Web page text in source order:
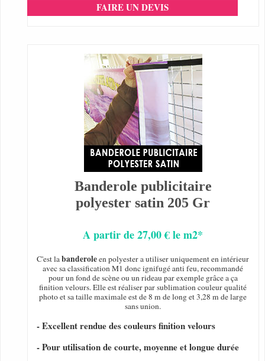
FAIRE UN DEVIS
Banderole publicitaire
polyester satin 205 Gr
A partir de 27,00 € le m2*
C'est labanderoleen polyester a utiliser uniquement en intérieur
avec sa classification M1 donc ignifugé anti feu, recommandé
pour un fond de scène ou un rideau par exemple grâce a ça
finition velours. Elle est réaliser par sublimation couleur qualité
photo et sa taille maximale est de 8 m de long et 3,28 m de large
sans union.
- Excellent rendue des couleurs finition velours
- Pour utilisation de courte, moyenne et longue durée